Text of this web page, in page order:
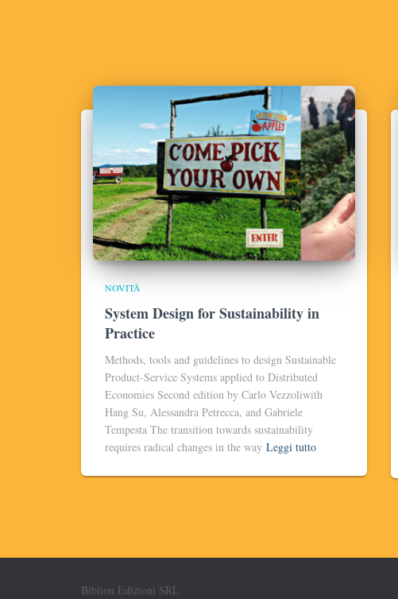
NOVITÀ
System Design for Sustainability in
Practice
Methods, tools and guidelines to design Sustainable
Product-Service Systems applied to Distributed
Economies Second edition by Carlo Vezzoliwith
Hang Su, Alessandra Petrecca, and Gabriele
Tempesta The transition towards sustainability
requires radical changes in the way Leggi tutto
Biblion Edizioni SRL